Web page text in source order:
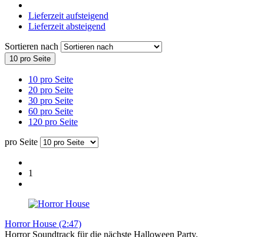
Lieferzeit aufsteigend
Lieferzeit absteigend
Sortieren nach
10 pro Seite
10 pro Seite
20 pro Seite
30 pro Seite
60 pro Seite
120 pro Seite
pro Seite
1
Horror House (2:47)
Horror Soundtrack für die nächste Halloween Party.